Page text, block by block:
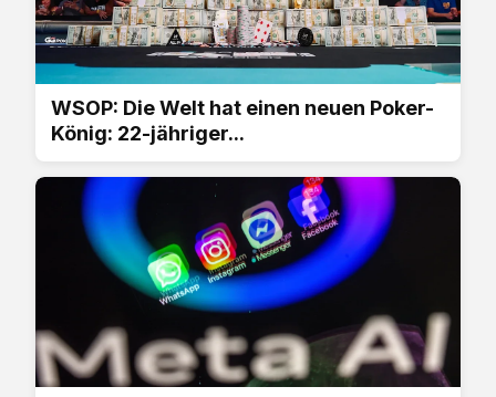
WSOP: Die Welt hat einen neuen Poker-
König: 22-jähriger...